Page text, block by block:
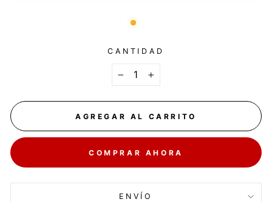
CANTIDAD
+
AGREGAR AL CARRITO
COMPRAR AHORA
ENVÍO